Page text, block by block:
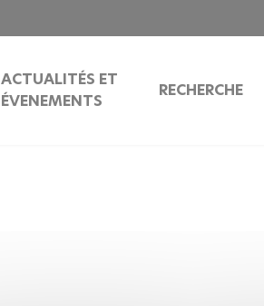
ACTUALITÉS ET
ÉVENEMENTS
RECHERCHE